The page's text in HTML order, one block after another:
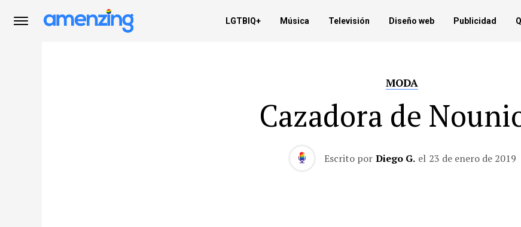
LGTBIQ+ Música Televisión Diseño web Publicidad
MODA
Cazadora de
Escrito por Diego G. el 23 de enero de 2019